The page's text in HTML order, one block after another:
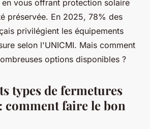
vous offrant protection solaire
préservée. En 2025, 78% des
privilégient les équipements
selon l'UNICMI. Mais comment
options disponibles ?
types de fermetures
comment faire le bon